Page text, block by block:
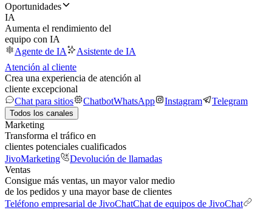
Oportunidades
IA
Aumenta el rendimiento del
equipo con IA
Agente de IA
Asistente de IA
Atención al cliente
Crea una experiencia de atención al
cliente excepcional
Chat para sitios
ChatbotWhatsApp Instagram Telegram
Todos los canales
Marketing
Transforma el tráfico en
clientes potenciales cualificados
JivoMarketing
Devolución de llamadas
Ventas
Consigue más ventas, un mayor valor medio
de los pedidos y una mayor base de clientes
Teléfono empresarial de JivoChatChat de equipos de JivoChat